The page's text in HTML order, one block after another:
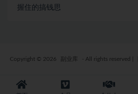
Copyright © 2026 副业库 - All rights reserved